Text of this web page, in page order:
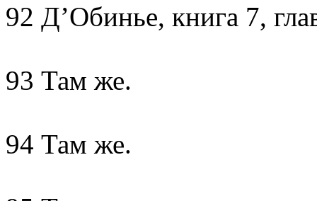
92 Д’Обинье, книга 7,
93 Там же.
94 Там же.